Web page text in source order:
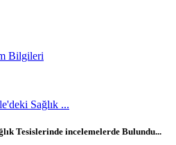
Bilgileri
Sağlık ...
Tesislerinde incelemelerde Bulundu...